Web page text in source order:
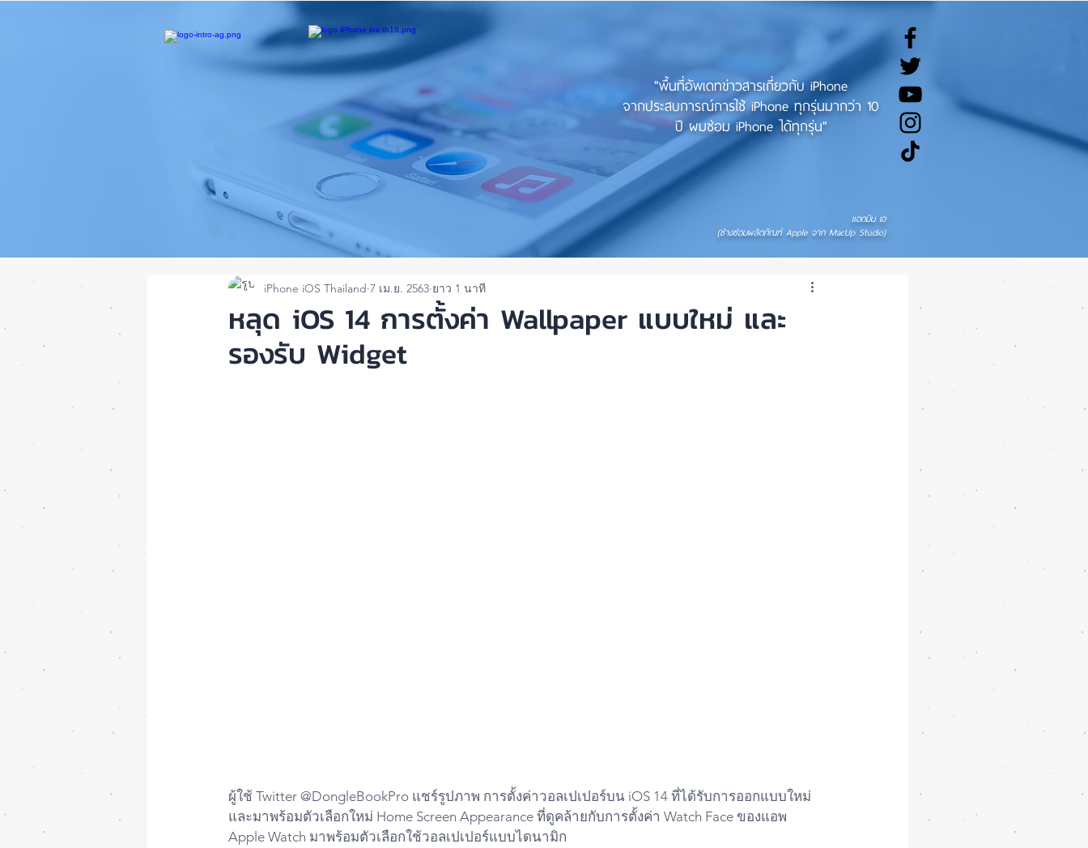
"พื้นที่อัพเดทข่าวสารเกี่ยวกับ iPhone
จากประสบการณ์การใช้ iPhone ทุกรุ่นมากว่า 10
ปี ผมซ่อม iPhone ได้ทุกรุ่น"
แอดมิน เอ
(ช่างซ่อมผลิตภัณฑ์ Apple จาก MacUp Studio)
หลุด iOS 14 การตั้งค่า Wallpaper แบบใหม่ และ
รองรับ Widget
iPhone iOS Thailand 7 เม.ย. 2563 ยาว 1 นาที
ผู้ใช้ Twitter @DongleBookPro แชร์รูปภาพ การตั้งค่าวอลเปเปอร์บน iOS 14 ที่ได้รับการออกแบบใหม่
และมาพร้อมตัวเลือกใหม่ Home Screen Appearance ที่ดูคล้ายกับการตั้งค่า Watch Face ของแอพ
Apple Watch มาพร้อมตัวเลือกใช้วอลเปเปอร์แบบไดนามิก